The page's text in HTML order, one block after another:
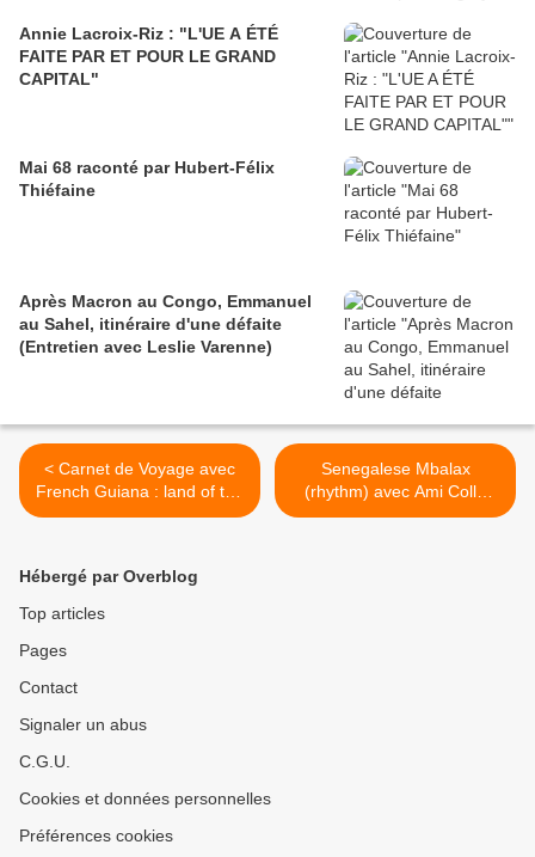
Annie Lacroix-Riz : "L'UE A ÉTÉ
FAITE PAR ET POUR LE GRAND
CAPITAL"
Mai 68 raconté par Hubert-Félix
Thiéfaine
Après Macron au Congo, Emmanuel
au Sahel, itinéraire d'une défaite
(Entretien avec Leslie Varenne)
< Carnet de Voyage avec
French Guiana : land of the
futur
Senegalese Mbalax
(rhythm) avec Ami Colle
Dieng : sama choix
Hébergé par Overblog
Top articles
Pages
Contact
Signaler un abus
C.G.U.
Cookies et données personnelles
Préférences cookies